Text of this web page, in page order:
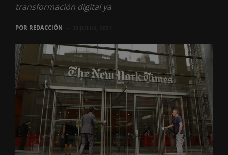
transformación digital ya
POR REDACCIÓN